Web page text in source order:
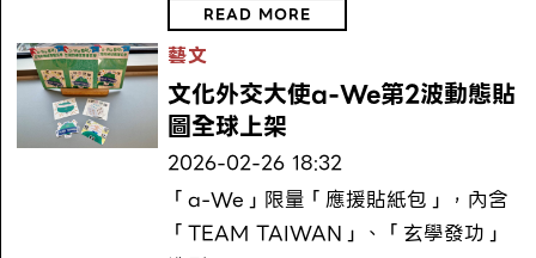
READ MORE
藝文
文化外交大使a-We第2波動態貼
圖全球上架
2026-02-26 18:32
「a-We」限量「應援貼紙包」，內含
「TEAM TAIWAN」、「玄學發功」